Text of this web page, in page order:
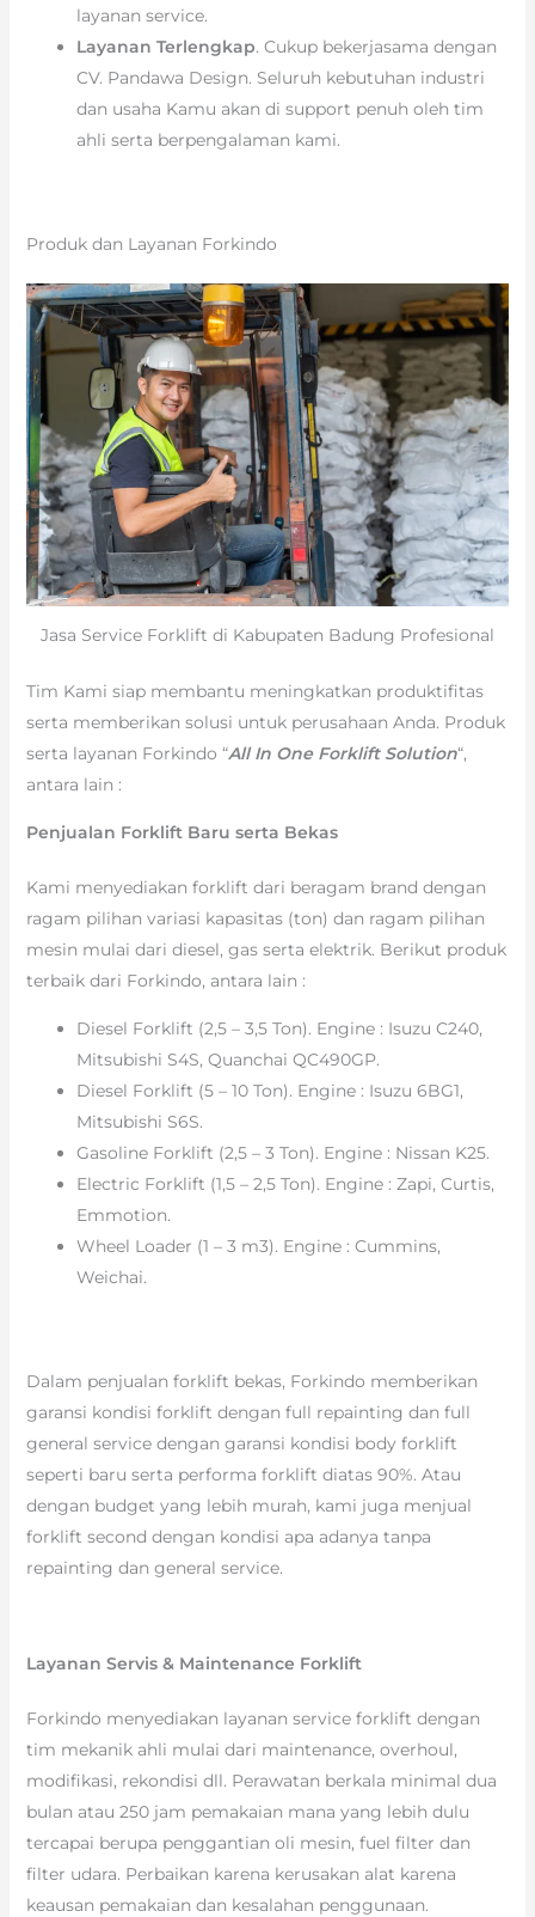
layanan service.
Layanan Terlengkap. Cukup bekerjasama dengan
CV. Pandawa Design. Seluruh kebutuhan industri
dan usaha Kamu akan di support penuh oleh tim
ahli serta berpengalaman kami.
Produk dan Layanan Forkindo
Jasa Service Forklift di Kabupaten Badung Profesional
Tim Kami siap membantu meningkatkan produktifitas
serta memberikan solusi untuk perusahaan Anda. Produk
serta layanan Forkindo “All In One Forklift Solution“,
antara lain :
Penjualan Forklift Baru serta Bekas
Kami menyediakan forklift dari beragam brand dengan
ragam pilihan variasi kapasitas (ton) dan ragam pilihan
mesin mulai dari diesel, gas serta elektrik. Berikut produk
terbaik dari Forkindo, antara lain :
Diesel Forklift (2,5 – 3,5 Ton). Engine : Isuzu C240,
Mitsubishi S4S, Quanchai QC490GP.
Diesel Forklift (5 – 10 Ton). Engine : Isuzu 6BG1,
Mitsubishi S6S.
Gasoline Forklift (2,5 – 3 Ton). Engine : Nissan K25.
Electric Forklift (1,5 – 2,5 Ton). Engine : Zapi, Curtis,
Emmotion.
Wheel Loader (1 – 3 m3). Engine : Cummins,
Weichai.
Dalam penjualan forklift bekas, Forkindo memberikan
garansi kondisi forklift dengan full repainting dan full
general service dengan garansi kondisi body forklift
seperti baru serta performa forklift diatas 90%. Atau
dengan budget yang lebih murah, kami juga menjual
forklift second dengan kondisi apa adanya tanpa
repainting dan general service.
Layanan Servis & Maintenance Forklift
Forkindo menyediakan layanan service forklift dengan
tim mekanik ahli mulai dari maintenance, overhoul,
modifikasi, rekondisi dll. Perawatan berkala minimal dua
bulan atau 250 jam pemakaian mana yang lebih dulu
tercapai berupa penggantian oli mesin, fuel filter dan
filter udara. Perbaikan karena kerusakan alat karena
keausan pemakaian dan kesalahan penggunaan.